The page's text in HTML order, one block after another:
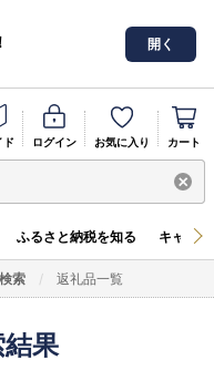
開く
ド ログイン お気に入り カート
ふるさと納税を知る キャン
索 返礼品一覧
果